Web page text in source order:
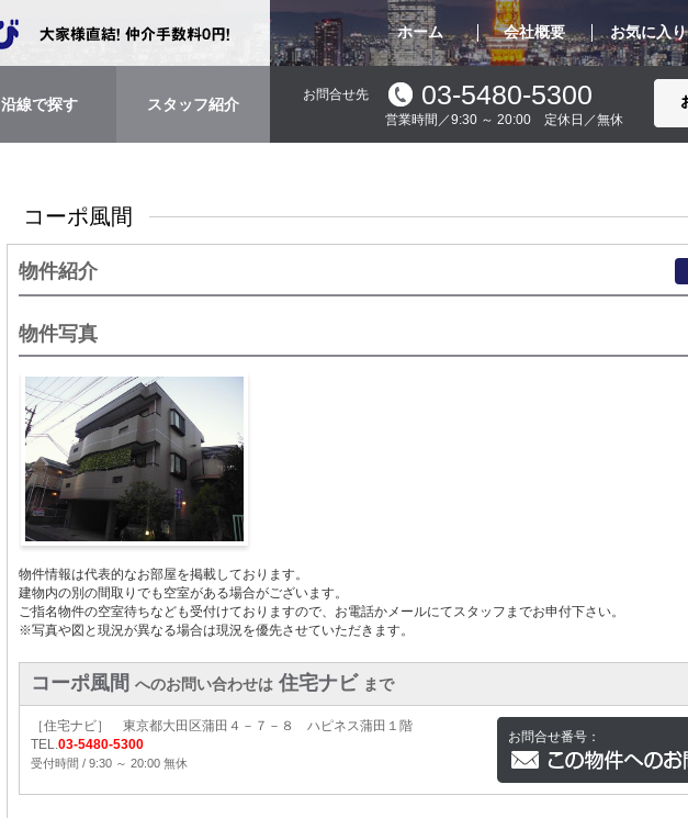
ホーム 会社概要 お気に入り
沿線で探す スタッフ紹介
お問合せ先 03-5480-5300
営業時間／9:30 ～ 20:00 定休日／無休
コーポ風間
物件紹介
物件写真
物件情報は代表的なお部屋を掲載しております。
建物内の別の間取りでも空室がある場合がございます。
ご指名物件の空室待ちなども受付けておりますので、お電話かメールにてスタッフまでお申付下さい。
※写真や図と現況が異なる場合は現況を優先させていただきます。
コーポ風間 へのお問い合わせは 住宅ナビ まで
［住宅ナビ］ 東京都大田区蒲田４－７－８ ハピネス蒲田１階
TEL.03-5480-5300
受付時間 / 9:30 ～ 20:00 無休
お問合せ番号：